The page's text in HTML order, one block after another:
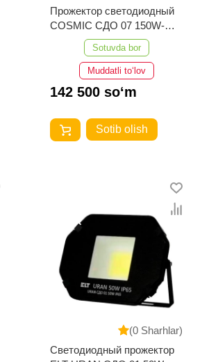
Прожектор светодиодный
COSMIC СДО 07 150W-
IP66-6500K-Черный
Sotuvda bor
Muddatli to‘lov
142 500 so‘m
Sotib olish
(0 Sharhlar)
Светодиодный прожектор